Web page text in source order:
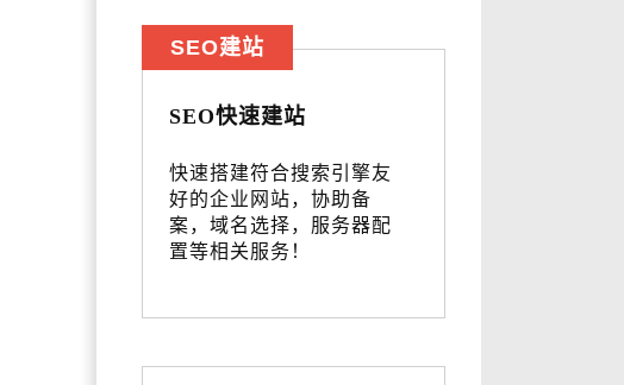
SEO快速建站
快速搭建符合搜索引擎友
好的企业网站，协助备
案，域名选择，服务器配
置等相关服务！
SEO建站